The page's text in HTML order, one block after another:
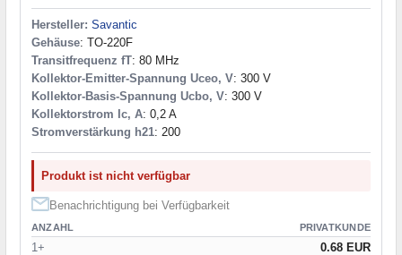
Hersteller: Savantic
Gehäuse: TO-220F
Transitfrequenz fT: 80 MHz
Kollektor-Emitter-Spannung Uceo, V: 300 V
Kollektor-Basis-Spannung Ucbo, V: 300 V
Kollektorstrom Ic, A: 0,2 A
Stromverstärkung h21: 200
Produkt ist nicht verfügbar
Benachrichtigung bei Verfügbarkeit
ANZAHL PRIVATKUNDE
1+ 0.68 EUR